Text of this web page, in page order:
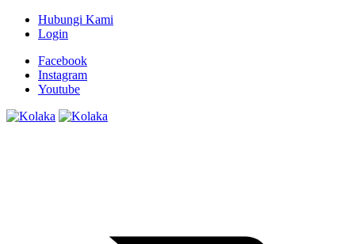
Hubungi Kami
Login
Facebook
Instagram
Youtube